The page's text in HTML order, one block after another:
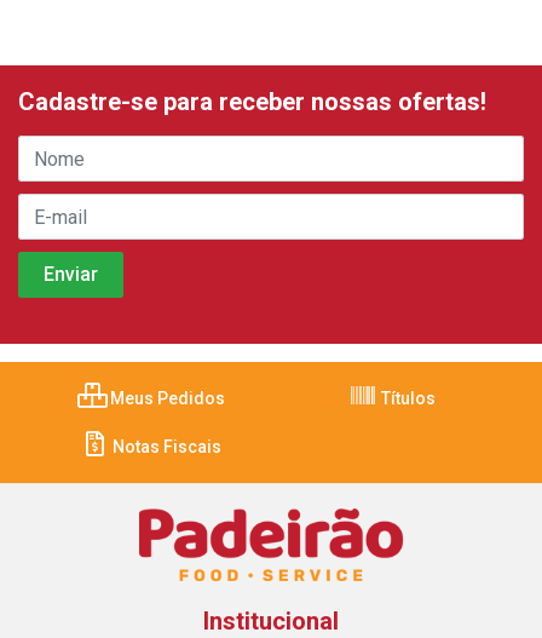
Cadastre-se para receber nossas ofertas!
Meus Pedidos Títulos
Notas Fiscais
Institucional